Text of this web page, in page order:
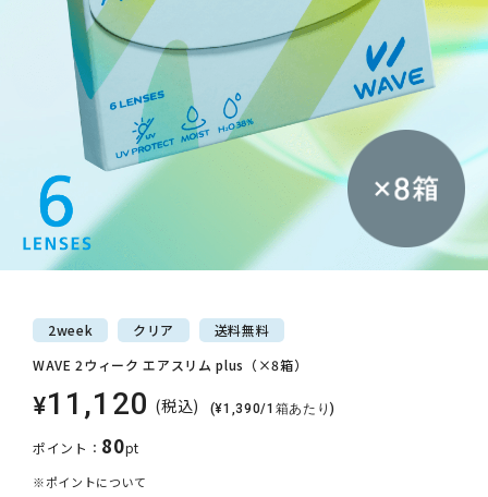
2week クリア 送料無料
WAVE 2ウィーク エアスリム plus（×8箱）
¥11,120 (税込) (¥1,390/1箱あたり)
ポイント： 80pt
※ポイントについて